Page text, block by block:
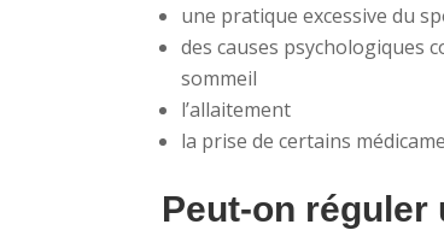
une pratique excessive du
des causes psychologiques
sommeil
l’allaitement
la prise de certains
Peut-on réguler